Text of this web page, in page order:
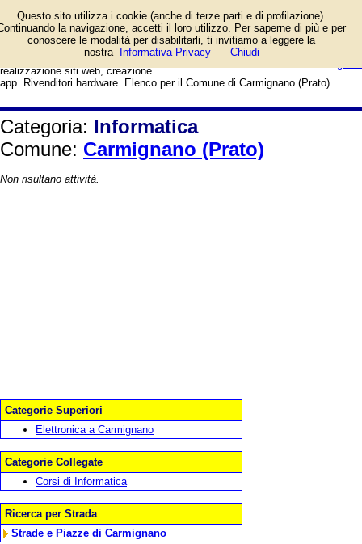
tablet, stampanti, monitor e
accessori. Configurazione reti
aziendali, riparazione pc, assistenza
tecnica, sviluppo software,
realizzazione siti web, creazione
app. Rivenditori hardware. Elenco per il Comune di Carmignano (Prato).
Categoria: Informatica
Comune: Carmignano (Prato)
Non risultano attività.
Categorie Superiori
Elettronica a Carmignano
Categorie Collegate
Corsi di Informatica
Ricerca per Strada
Strade e Piazze di Carmignano
Questo sito utilizza i cookie (anche di terze parti e di profilazione).
la navigazione, accetti il loro utilizzo. Per saperne di più e per
conoscere le modalità per disabilitarli, ti invitiamo a leggere la
nostra
Informativa Privacy Chiudi